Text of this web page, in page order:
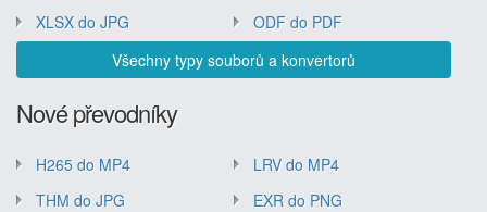
XLSX do JPG
ODF do PDF
Všechny typy souborů a konvertorů
Nové převodníky
H265 do MP4
LRV do MP4
THM do JPG
EXR do PNG